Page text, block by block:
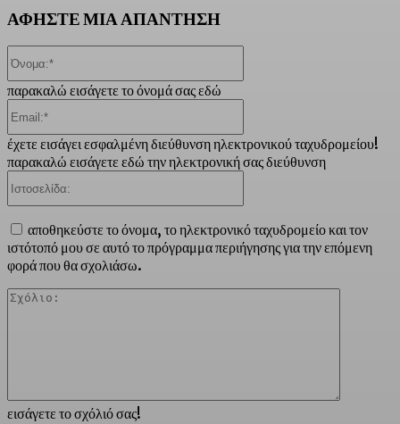
ΑΦΗΣΤΕ ΜΙΑ ΑΠΑΝΤΗΣΗ
εισάγετε το σχόλιό σας!
παρακαλώ εισάγετε το όνομά σας εδώ
έχετε εισάγει εσφαλμένη διεύθυνση ηλεκτρονικού ταχυδρομείου!
παρακαλώ εισάγετε εδώ την ηλεκτρονική σας διεύθυνση
αποθηκεύστε το όνομα, το ηλεκτρονικό ταχυδρομείο και τον
ιστότοπό μου σε αυτό το πρόγραμμα περιήγησης για την επόμενη
φορά που θα σχολιάσω.